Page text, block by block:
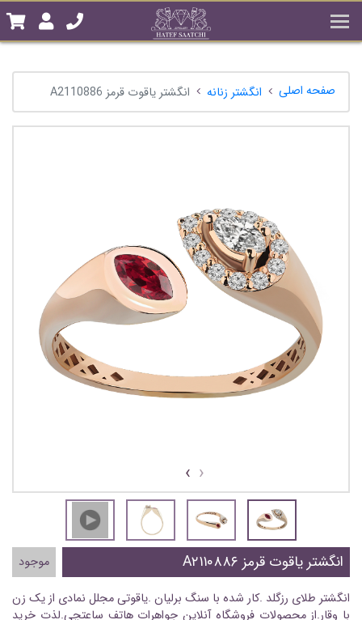
صفحه اصلی انگشتر زنانه انگشتر یاقوت قرمز A2110886
‹
›
انگشتر یاقوت قرمز A۲۱۱۰۸۸۶
موجود
انگشتر طلای رزگلد .کار شده با سنگ برلیان .یاقوتی مجلل نمادی از یک زن
با وقار.از محصولات فروشگاه آنلاین جواهرات هاتف ساعتچی.لذت خرید